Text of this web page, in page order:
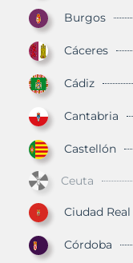
Burgos
Cáceres
Cádiz
Cantabria
Castellón
Ceuta
Ciudad Real
Córdoba